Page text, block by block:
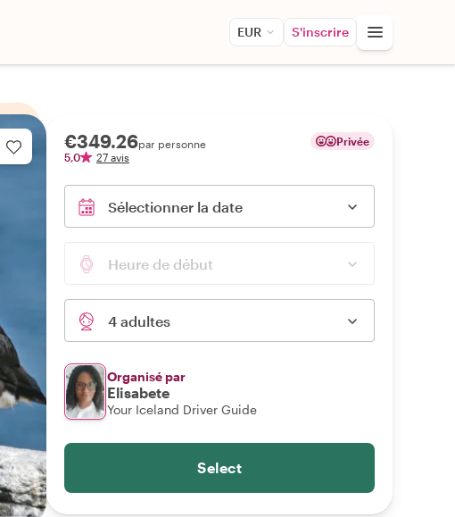
EUR S'inscrire
€349.26par personne
5,0
27 avis
Privée
Sélectionner la date
Heure de début
4 adultes
Organisé par
Elisabete
Your Iceland Driver Guide
Select